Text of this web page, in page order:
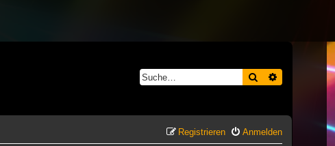
Suche Erweiterte
Anmelden
Registrieren